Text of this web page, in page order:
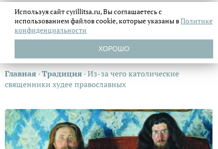
Главная ›Традиция ›Из-за чего католические
священники худее православных
Используя сайт cyrillitsa.ru, Вы соглашаетесь с
использованием файловcookie, которые указаны вПолитике
конфиденциальности
ХОРОШО